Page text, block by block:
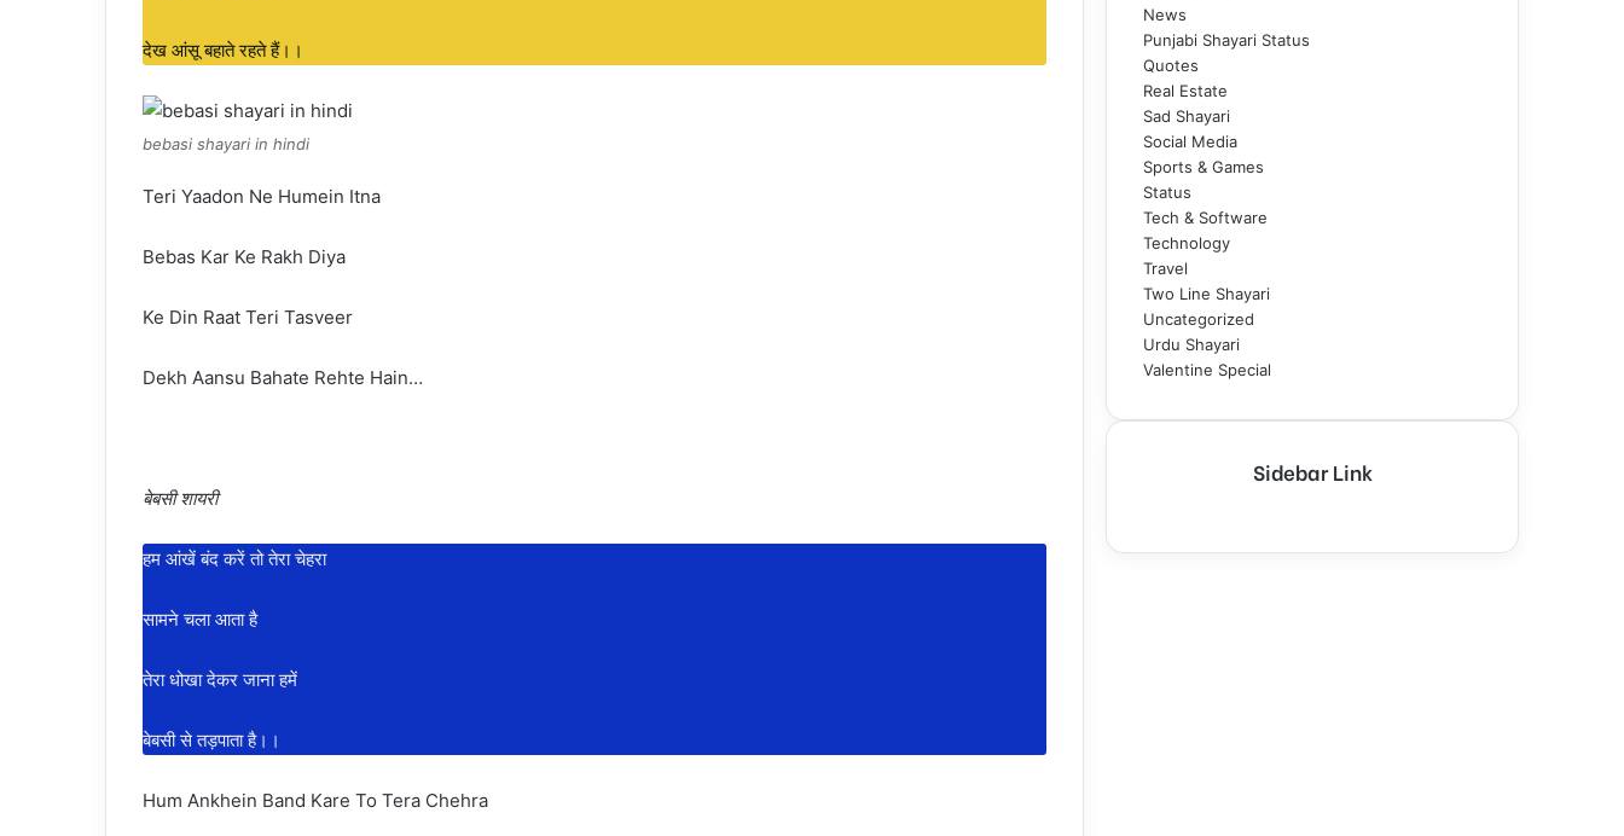
देख आंसू बहाते रहते हैं।।
bebasi shayari in hindi
Teri Yaadon Ne Humein Itna
Bebas Kar Ke Rakh Diya
Ke Din Raat Teri Tasveer
Dekh Aansu Bahate Rehte Hain…
बेबसी शायरी
हम आंखें बंद करें तो तेरा चेहरा
सामने चला आता है
तेरा धोखा देकर जाना हमें
बेबसी से तड़पाता है।।
Hum Ankhein Band Kare To Tera Chehra
News
Punjabi Shayari Status
Quotes
Real Estate
Sad Shayari
Social Media
Sports & Games
Status
Tech & Software
Technology
Travel
Two Line Shayari
Uncategorized
Urdu Shayari
Valentine Special
Sidebar Link